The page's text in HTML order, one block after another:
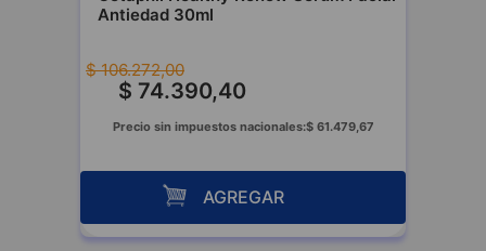
Antiedad 30ml
$ 106.272,00
$ 74.390,40
Precio sin impuestos nacionales:$ 61.479,67
AGREGAR